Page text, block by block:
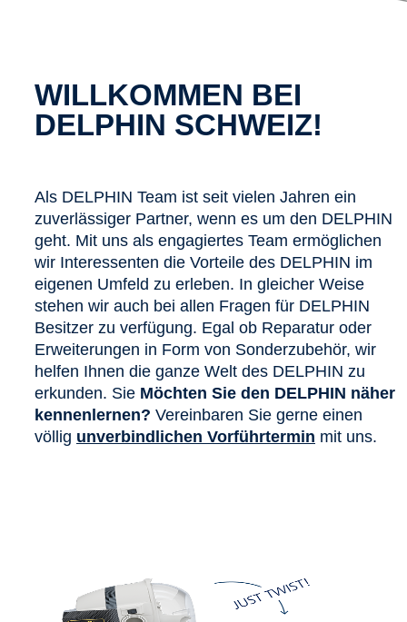
WILLKOMMEN BEI
DELPHIN SCHWEIZ!
Als DELPHIN Team ist seit vielen Jahren ein
zuverlässiger Partner, wenn es um den DELPHIN
geht. Mit uns als engagiertes Team ermöglichen
wir Interessenten die Vorteile des DELPHIN im
eigenen Umfeld zu erleben. In gleicher Weise
stehen wir auch bei allen Fragen für DELPHIN
Besitzer zu verfügung. Egal ob Reparatur oder
Erweiterungen in Form von Sonderzubehör, wir
helfen Ihnen die ganze Welt des DELPHIN zu
erkunden. Sie Möchten Sie den DELPHIN näher
kennenlernen? Vereinbaren Sie gerne einen
völlig unverbindlichen Vorführtermin mit uns.